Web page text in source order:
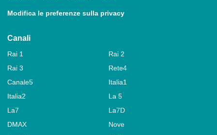
Modifica le preferenze sulla privacy
Canali
Rai 1
Rai 2
Rai 3
Rete4
Canale5
Italia1
Italia2
La 5
La7
La7D
DMAX
Nove